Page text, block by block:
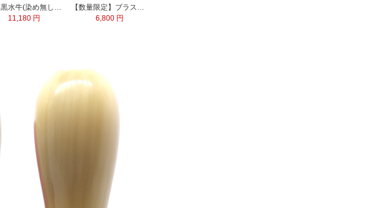
天然黒水牛(染め無し) 実印60x16.5mm/銀行印60x13.5mm 2本セット
11,180 円
【数量限定】ブラストチタン印鑑 印鑑ケース付
6,800 円